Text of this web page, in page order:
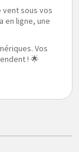
vent sous vos
en ligne, une
Vos
! 🌟